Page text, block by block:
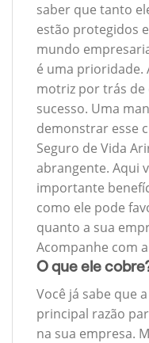
saber que tanto
estão protegidos
mundo
é uma prioridade.
motriz por trás de
sucesso. Uma
demonstrar esse
Seguro de Vida
abrangente. Aqui
importante
como ele pode
quanto a sua
Acompanhe com
O que ele
Você já sabe que
principal razão
na sua empresa.